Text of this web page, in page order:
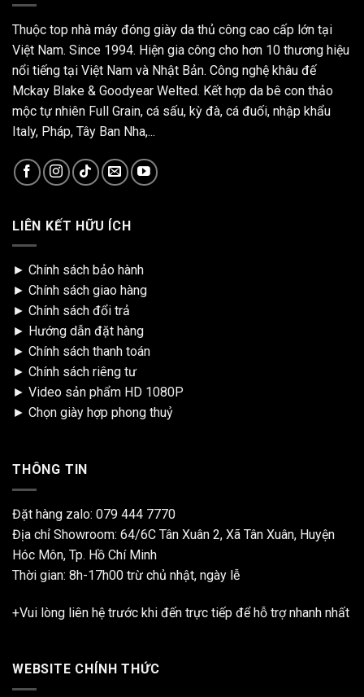
Thuộc top nhà máy đóng giày da thủ công cao cấp lớn tại
Việt Nam. Since 1994. Hiện gia công cho hơn 10 thương hiệu
nổi tiếng tại Việt Nam và Nhật Bản. Công nghệ khâu đế
Mckay Blake & Goodyear Welted. Kết hợp da bê con thảo
mộc tự nhiên Full Grain, cá sấu, kỳ đà, cá đuối, nhập khẩu
Italy, Pháp, Tây Ban Nha,...
LIÊN KẾT HỮU ÍCH
► Chính sách bảo hành
► Chính sách giao hàng
► Chính sách đổi trả
► Hướng dẫn đặt hàng
► Chính sách thanh toán
► Chính sách riêng tư
► Video sản phẩm HD 1080P
► Chọn giày hợp phong thuỷ
THÔNG TIN
Đặt hàng zalo: 079 444 7770
Địa chỉ Showroom: 64/6C Tân Xuân 2, Xã Tân Xuân, Huyện
Hóc Môn, Tp. Hồ Chí Minh
Thời gian: 8h-17h00 trừ chủ nhật, ngày lễ
+Vui lòng liên hệ trước khi đến trực tiếp để hỗ trợ nhanh nhất
WEBSITE CHÍNH THỨC